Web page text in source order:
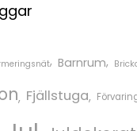
Barnrum
Fjällstuga